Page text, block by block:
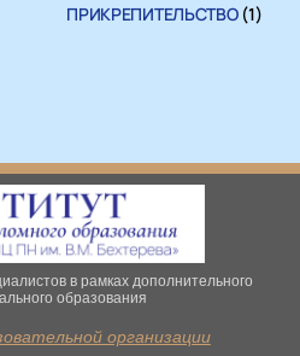
ПРИКРЕПИТЕЛЬСТВО (1)
в рамках дополнительного
образования
организации